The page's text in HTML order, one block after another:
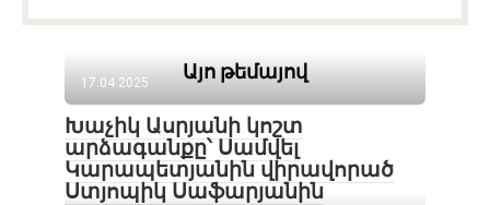
Այո թեմայով
17.04.2025
Խաչիկ Ասրյանի կոշտ
արձագանքը՝ Սամվել
Կարապետյանին վիրավորած
Ստյոպիկ Սաֆարյանին